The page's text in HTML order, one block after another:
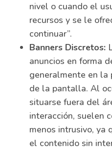
nivel o cuando el
recursos y se le
continuar”.
Banners Discretos:
anuncios en forma
generalmente en la
de la pantalla. Al
situarse fuera del
interacción, suelen
menos intrusivo, ya
el contenido sin